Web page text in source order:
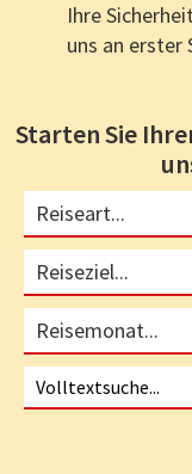
Ihre
uns an erster
Starten Sie
Reiseart...
Reiseziel...
Reisemonat...